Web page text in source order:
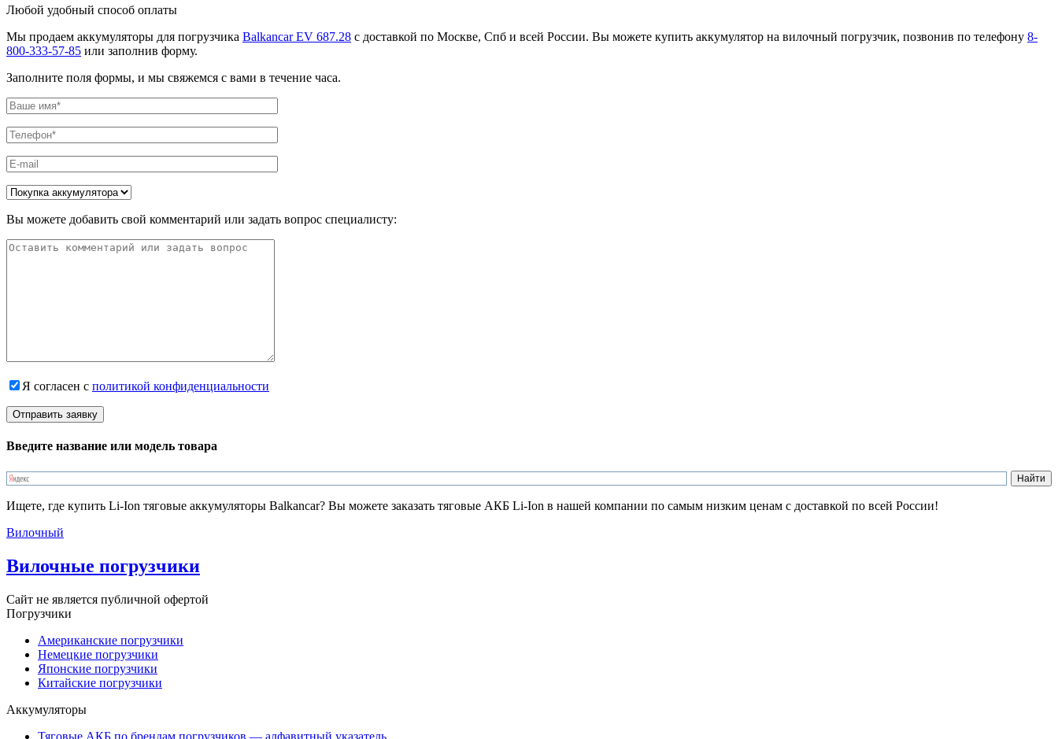
Любой удобный способ оплаты
Мы продаем аккумуляторы для погрузчика Balkancar EV 687.28 с доставкой по Москве, Спб и всей России. Вы можете купить аккумулятор на вилочный погрузчик, позвонив по телефону 8-
800-333-57-85 или заполнив форму.
Заполните поля формы, и мы свяжемся с вами в течение часа.
Вы можете добавить свой комментарий или задать вопрос специалисту:
Я согласен с политикой конфиденциальности
Введите название или модель товара
Ищете, где купить Li-Ion тяговые аккумуляторы Balkancar? Вы можете заказать тяговые АКБ Li-Ion в нашей компании по самым низким ценам с доставкой по всей России!
Вилочный
Вилочные погрузчики
Сайт не является публичной офертой
Погрузчики
Американские погрузчики
Немецкие погрузчики
Японские погрузчики
Китайские погрузчики
Аккумуляторы
Тяговые АКБ по брендам погрузчиков — алфавитный указатель